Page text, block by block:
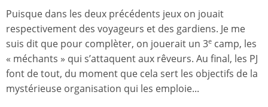
Puisque dans les deux précédents jeux on jouait
respectivement des voyageurs et des gardiens. Je me
suis dit que pour complèter, on jouerait un 3e camp, les
« méchants » qui s’attaquent aux rêveurs. Au final, les PJ
font de tout, du moment que cela sert les objectifs de la
mystérieuse organisation qui les emploie...